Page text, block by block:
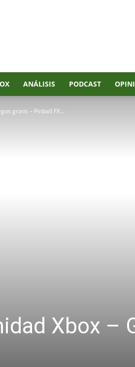
ANÁLISIS PODCAST
gratis – Pinball FX...
Xbox –